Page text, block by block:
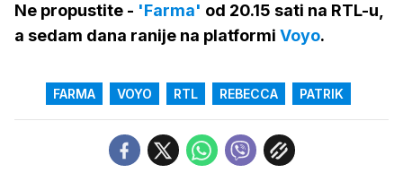
Ne propustite - 'Farma' od 20.15 sati na RTL-u,
a sedam dana ranije na platformi Voyo.
FARMA VOYO RTL REBECCA PATRIK